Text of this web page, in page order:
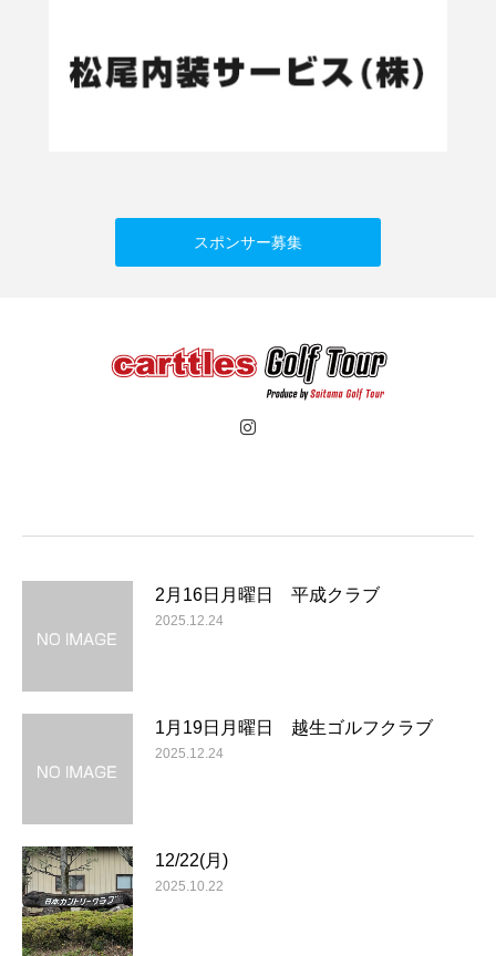
スポンサー募集
2月16日月曜日 平成クラブ
2025.12.24
1月19日月曜日 越生ゴルフクラブ
2025.12.24
12/22(月)
2025.10.22